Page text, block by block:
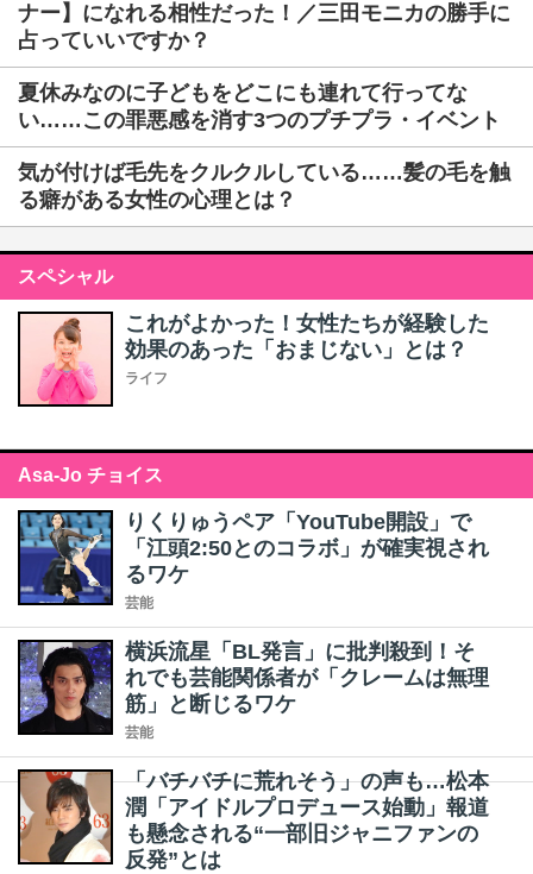
ナー】になれる相性だった！／三田モニカの勝手に
占っていいですか？
夏休みなのに子どもをどこにも連れて行ってな
い……この罪悪感を消す3つのプチプラ・イベント
気が付けば毛先をクルクルしている……髪の毛を触
る癖がある女性の心理とは？
スペシャル
これがよかった！女性たちが経験した
効果のあった「おまじない」とは？
ライフ
Asa-Jo チョイス
りくりゅうペア「YouTube開設」で
「江頭2:50とのコラボ」が確実視され
るワケ
芸能
横浜流星「BL発言」に批判殺到！そ
れでも芸能関係者が「クレームは無理
筋」と断じるワケ
芸能
「バチバチに荒れそう」の声も…松本
潤「アイドルプロデュース始動」報道
も懸念される“一部旧ジャニファンの
反発”とは